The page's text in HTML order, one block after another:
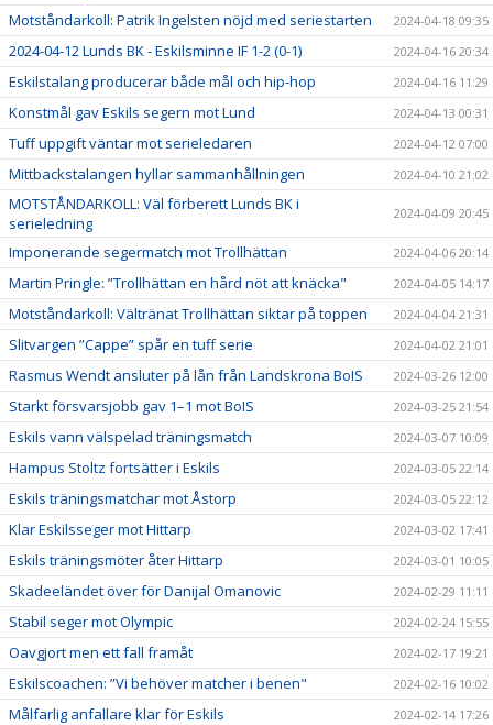
Motståndarkoll: Patrik Ingelsten nöjd med seriestarten 2024-04-18 09:35
2024-04-12 Lunds BK - Eskilsminne IF 1-2 (0-1) 2024-04-16 20:34
Eskilstalang producerar både mål och hip-hop 2024-04-16 11:29
Konstmål gav Eskils segern mot Lund 2024-04-13 00:31
Tuff uppgift väntar mot serieledaren 2024-04-12 07:00
Mittbackstalangen hyllar sammanhållningen 2024-04-10 21:02
MOTSTÅNDARKOLL: Väl förberett Lunds BK i
serieledning
2024-04-09 20:45
Imponerande segermatch mot Trollhättan 2024-04-06 20:14
Martin Pringle: ”Trollhättan en hård nöt att knäcka" 2024-04-05 14:17
Motståndarkoll: Vältränat Trollhättan siktar på toppen 2024-04-04 21:31
Slitvargen ”Cappe” spår en tuff serie 2024-04-02 21:01
Rasmus Wendt ansluter på lån från Landskrona BoIS 2024-03-26 12:00
Starkt försvarsjobb gav 1–1 mot BoIS 2024-03-25 21:54
Eskils vann välspelad träningsmatch 2024-03-07 10:09
Hampus Stoltz fortsätter i Eskils 2024-03-05 22:14
Eskils träningsmatchar mot Åstorp 2024-03-05 22:12
Klar Eskilsseger mot Hittarp 2024-03-02 17:41
Eskils träningsmöter åter Hittarp 2024-03-01 10:05
Skadeeländet över för Danijal Omanovic 2024-02-29 11:11
Stabil seger mot Olympic 2024-02-24 15:55
Oavgjort men ett fall framåt 2024-02-17 19:21
Eskilscoachen: ”Vi behöver matcher i benen" 2024-02-16 10:02
Målfarlig anfallare klar för Eskils 2024-02-14 17:26